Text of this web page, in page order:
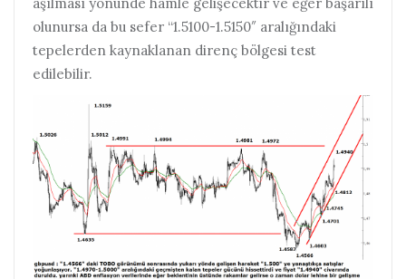
olunursa da bu sefer “1.5100-1.5150″ aralığındaki
tepelerden kaynaklanan direnç bölgesi test
edilebilir.